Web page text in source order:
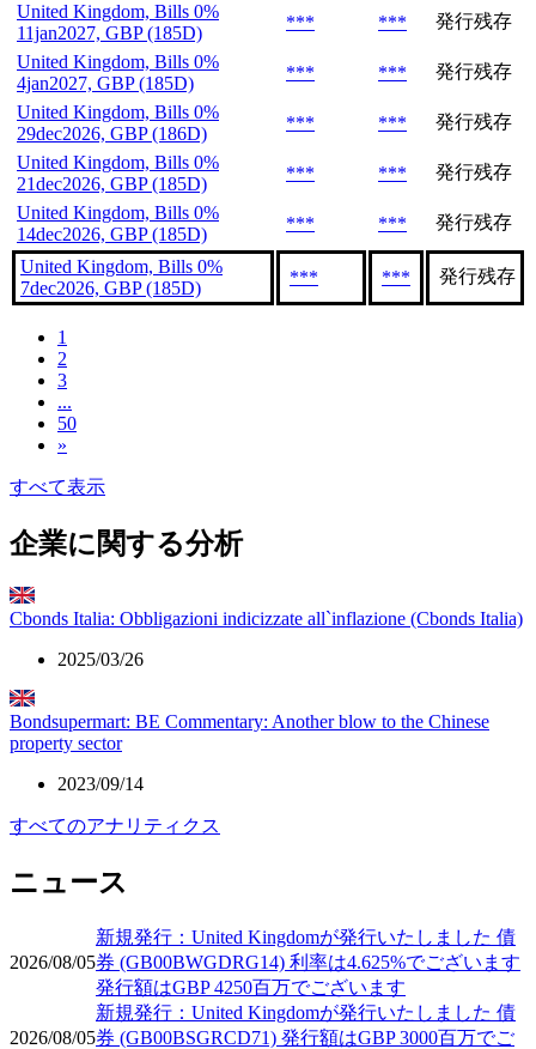
United Kingdom, Bills 0%
11jan2027, GBP (185D)
*** ***
発行残存
United Kingdom, Bills 0%
4jan2027, GBP (185D)
*** ***
発行残存
United Kingdom, Bills 0%
29dec2026, GBP (186D)
*** ***
発行残存
United Kingdom, Bills 0%
21dec2026, GBP (185D)
*** ***
発行残存
United Kingdom, Bills 0%
14dec2026, GBP (185D)
*** *** 発行残存
United Kingdom, Bills 0%
7dec2026, GBP (185D)
*** *** 発行残存
1
2
3
...
50
»
すべて表示
企業に関する分析
Cbonds Italia: Obbligazioni indicizzate all`inflazione (Cbonds Italia)
2025/03/26
Bondsupermart: BE Commentary: Another blow to the Chinese
property sector
2023/09/14
すべてのアナリティクス
ニュース
2026/08/05
新規発行：United Kingdomが発行いたしました 債
券 (GB00BWGDRG14) 利率は4.625%でございます
発行額はGBP 4250百万でございます
2026/08/05
新規発行：United Kingdomが発行いたしました 債
券 (GB00BSGRCD71) 発行額はGBP 3000百万でご